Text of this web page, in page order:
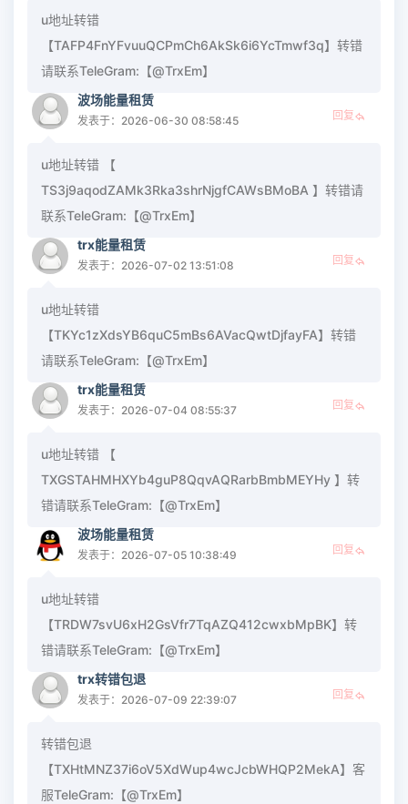
u地址转错
【TAFP4FnYFvuuQCPmCh6AkSk6i6YcTmwf3q】转错
请联系TeleGram:【@TrxEm】
波场能量租赁
发表于：2026-06-30 08:58:45 回复
u地址转错 【
TS3j9aqodZAMk3Rka3shrNjgfCAWsBMoBA 】转错请
联系TeleGram:【@TrxEm】
trx能量租赁
发表于：2026-07-02 13:51:08 回复
u地址转错
【TKYc1zXdsYB6quC5mBs6AVacQwtDjfayFA】转错
请联系TeleGram:【@TrxEm】
trx能量租赁
发表于：2026-07-04 08:55:37 回复
u地址转错 【
TXGSTAHMHXYb4guP8QqvAQRarbBmbMEYHy 】转
错请联系TeleGram:【@TrxEm】
波场能量租赁
发表于：2026-07-05 10:38:49 回复
u地址转错
【TRDW7svU6xH2GsVfr7TqAZQ412cwxbMpBK】转
错请联系TeleGram:【@TrxEm】
trx转错包退
发表于：2026-07-09 22:39:07 回复
转错包退
【TXHtMNZ37i6oV5XdWup4wcJcbWHQP2MekA】客
服TeleGram:【@TrxEm】